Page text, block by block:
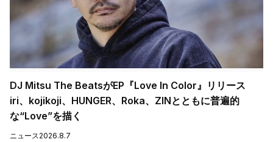
DJ Mitsu The BeatsがEP『Love In Color』リリース
iri、kojikoji、HUNGER、Roka、ZINとともに普遍的
な“Love”を描く
ニュース 2026.8.7